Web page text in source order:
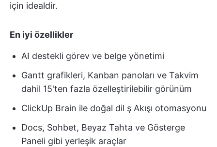
için idealdir.
En iyi özellikler
AI destekli görev ve belge yönetimi
Gantt grafikleri, Kanban panoları ve Takvim
dahil 15'ten fazla özelleştirilebilir görünüm
ClickUp Brain ile doğal dil ş Akışı otomasyonu
Docs, Sohbet, Beyaz Tahta ve Gösterge
Paneli gibi yerleşik araçlar